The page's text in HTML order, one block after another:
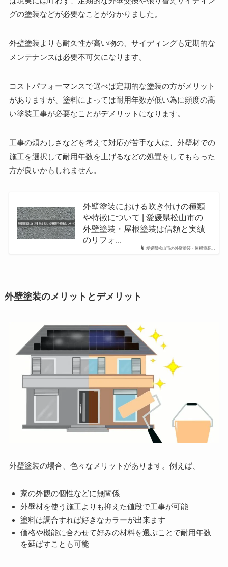
グの塗装などが必要なことが分かりました。
外壁塗装よりも耐久性が高い物の、 サイディングも定期的な
メンテナンスは必要不可欠になります。
コストパフォーマンスで選べば定期的な塗装の方がメリット
がありますが、塗料によっては耐用年数が低い為に頻度の高
い塗装工事が必要なことがデメリットになります。
工事の煩わしさなどを考えて対応が苦手な人は、外壁材での
施工を選択して耐用年数を上げるなどの処置をしてもらった
方が良いかもしれません。
愛媛県松山市の外壁塗装・屋根塗装...
外壁塗装における吹き付けの種類
や特徴について | 愛媛県松山市の
外壁塗装・屋根塗装は信頼と実績
のリフォ...
外壁塗装のメリットとデメリット
外壁塗装の場合、色々なメリットがあります。例えば、
家の外観の個性などに無関係
外壁材を使う施工よりも抑えた値段で工事が可能
塗料は調合すれば好きなカラーが出来ます
価格や機能に合わせて好みの材料を選ぶことで耐用年数
を延ばすことも可能